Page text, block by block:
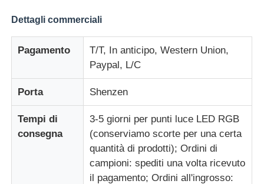
Dettagli commerciali
Pagamento
T/T, In anticipo, Western Union,
Paypal, L/C
Porta Shenzen
Tempi di
consegna
3-5 giorni per punti luce LED RGB
(conserviamo scorte per una certa
quantità di prodotti); Ordini di
campioni: spediti una volta ricevuto
il pagamento; Ordini all'ingrosso: